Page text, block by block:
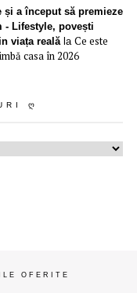
și a început să premieze
- Lifestyle, povești
viața realăla Ce este
casa în 2026
Ღ
OFERITE